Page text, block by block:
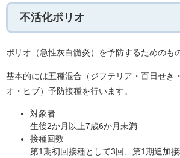
不活化ポリオ
ポリオ（急性灰白髄炎）を予防するためのも
基本的には五種混合（ジフテリア・百日せき
オ・ヒブ）予防接種を行います。
対象者
生後2か月以上7歳6か月未満
接種回数
第1期初回接種として3回、第1期追加